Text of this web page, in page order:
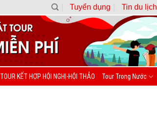
Tuyển dụng Tin du lịch
TOUR KẾT HỢP HỘI NGHỊ-HỘI THẢO Tour Trong Nước